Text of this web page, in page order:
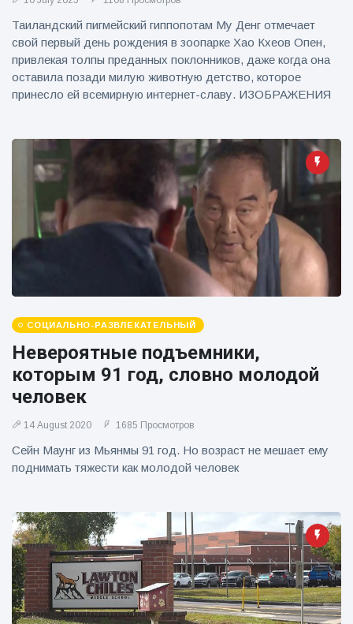
фейерверков из
движущейся
машины
Таиландский пигмейский гиппопотам Му Денг отмечает
свой первый день рождения в зоопарке Хао Кхеов Опен,
привлекая толпы преданных поклонников, даже когда она
оставила позади милую животную детство, которое
принесло ей всемирную интернет-славу. ИЗОБРАЖЕНИЯ
СОЦИАЛЬНО-РАЗВЛЕКАТЕЛЬНЫЙ
Невероятные подъемники,
которым 91 год, словно молодой
человек
14 August 2020 1685 Просмотров
Сейн Маунг из Мьянмы 91 год. Но возраст не мешает ему
поднимать тяжести как молодой человек